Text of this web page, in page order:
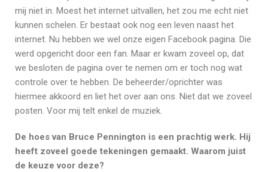
mij niet in. Moest het internet uitvallen, het zou me echt niet
kunnen schelen. Er bestaat ook nog een leven naast het
internet. Nu hebben we wel onze eigen Facebook pagina. Die
werd opgericht door een fan. Maar er kwam zoveel op, dat
we besloten de pagina over te nemen om er toch nog wat
controle over te hebben. De beheerder/oprichter was
hiermee akkoord en liet het over aan ons. Niet dat we zoveel
posten. Voor mij telt enkel de muziek.
De hoes van Bruce Pennington is een prachtig werk. Hij
heeft zoveel goede tekeningen gemaakt. Waarom juist
de keuze voor deze?